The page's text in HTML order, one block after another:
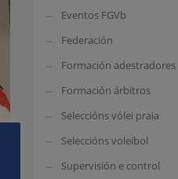
Eventos FGVb
Federación
Formación adestradores
Formación árbitros
Seleccións vólei praia
Seleccións voleibol
Supervisión e control